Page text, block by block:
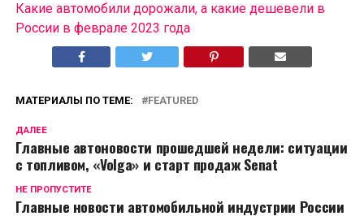
Какие автомобили дорожали, а какие дешевели в
России в феврале 2023 года
МАТЕРИАЛЫ ПО ТЕМЕ: FEATURED
ДАЛЕЕ
Главные автоновости прошедшей недели: ситуации
с топливом, «Volga» и старт продаж Senat
НЕ ПРОПУСТИТЕ
Главные новости автомобильной индустрии России